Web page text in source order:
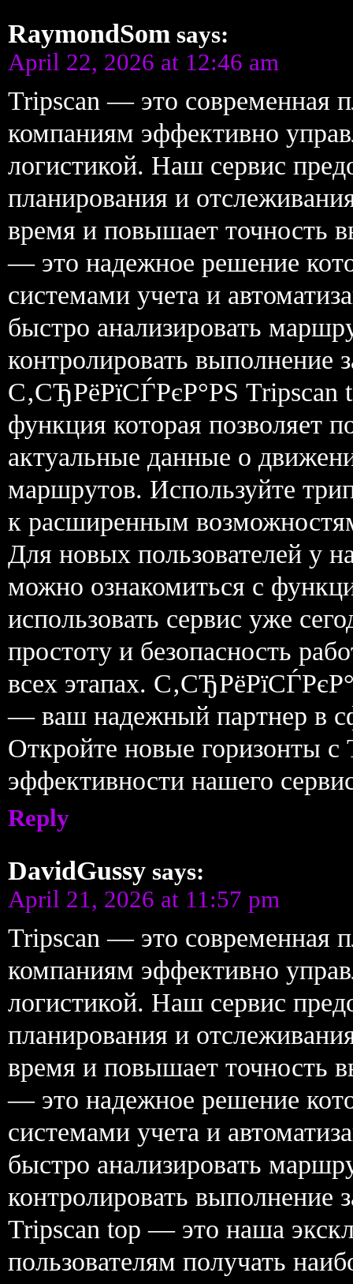
RaymondSom says:
April 22, 2026 at 12:46 am
Tripscan — это современная
компаниям эффективно
логистикой. Наш сервис
планирования и
время и повышает точность
— это надежное решение
системами учета и
быстро анализировать
контролировать выполнение
С‚СЂРёРїСЃРєР°РЅ Tripscan
функция которая позволяет
актуальные данные о
маршрутов. Используйте
к расширенным
Для новых пользователей у
можно ознакомиться с
использовать сервис уже
простоту и безопасность
всех этапах.
— ваш надежный партнер в
Откройте новые горизонты с
эффективности нашего
Reply
DavidGussy says:
April 21, 2026 at 11:57 pm
Tripscan — это современная
компаниям эффективно
логистикой. Наш сервис
планирования и
время и повышает точность
— это надежное решение
системами учета и
быстро анализировать
контролировать выполнение
Tripscan top — это наша
пользователям получать